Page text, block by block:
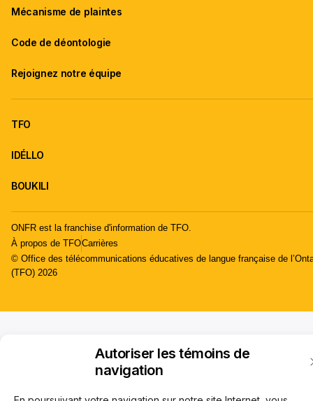
Autoriser les témoins de
navigation
Mécanisme de plaintes
Code de déontologie
Rejoignez notre équipe
TFO
IDÉLLO
BOUKILI
ONFR est la franchise d'information de TFO.
À propos de TFOCarrières
© Office des télécommunications éducatives de langue française de
(TFO) 2026